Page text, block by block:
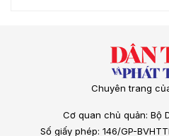
Chuyên trang
Cơ quan chủ quản: Bộ
Số giấy phép: 146/GP-